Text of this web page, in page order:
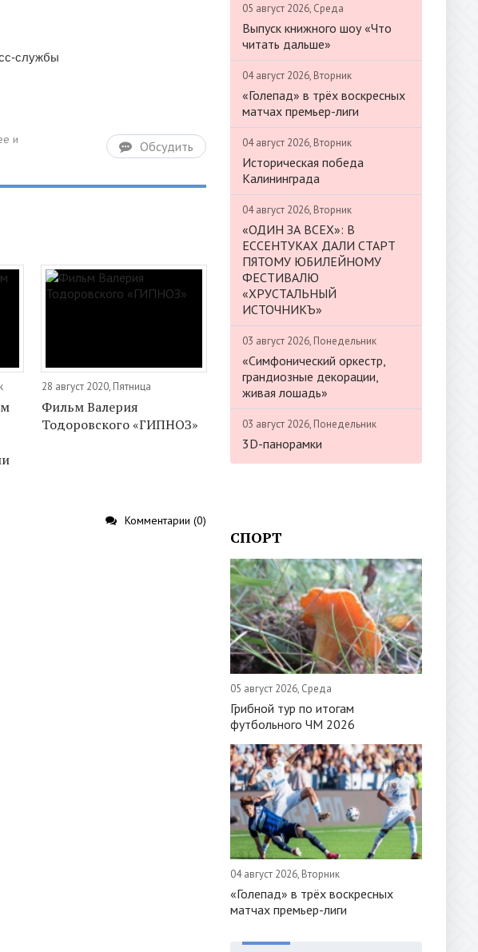
службы
Обсудить
28 август 2020, Пятница
Фильм Валерия
Тодоровского «ГИПНОЗ»
Комментарии (0)
05 август 2026, Среда
Выпуск книжного шоу «Что
читать дальше»
04 август 2026, Вторник
«Голепад» в трёх воскресных
матчах премьер-лиги
04 август 2026, Вторник
Историческая победа
Калининграда
04 август 2026, Вторник
«ОДИН ЗА ВСЕХ»: В
ЕССЕНТУКАХ ДАЛИ СТАРТ
ПЯТОМУ ЮБИЛЕЙНОМУ
ФЕСТИВАЛЮ
«ХРУСТАЛЬНЫЙ
ИСТОЧНИКЪ»
03 август 2026, Понедельник
«Симфонический оркестр,
грандиозные декорации,
живая лошадь»
03 август 2026, Понедельник
3D-панорамки
СПОРТ
05 август 2026, Среда
Грибной тур по итогам
футбольного ЧМ 2026
04 август 2026, Вторник
«Голепад» в трёх воскресных
матчах премьер-лиги